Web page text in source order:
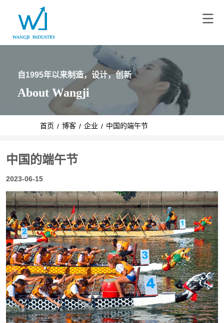
自1995年以来制造，设计，创新
About Wangji
首页 / 博客 / 企业 / 中国的端午节
中国的端午节
2023-06-15